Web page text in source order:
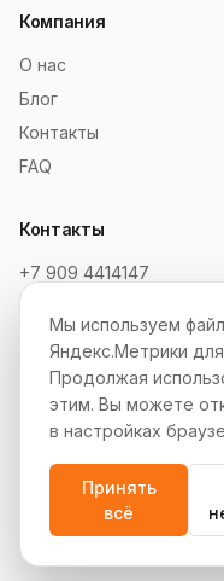
Компания
О нас
Блог
Контакты
FAQ
Контакты
+7 909 4414147
Telegram: @SokSaitov_bot
Пн–Пт, 10:00–19:00
Партнёрская
© 2012–2026
Мы используем
Яндекс.Метрики
Продолжая
этим. Вы можете
в настройках
Принять
всё